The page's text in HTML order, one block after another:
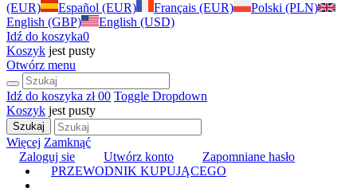
(EUR)
Español (EUR) Français (EUR)
Polski (PLN)
English (GBP)
English (USD)
Idź do koszyka0
Koszyk jest pusty
Otwórz menu
Idź do koszyka zł 00 Toggle Dropdown
Koszyk jest pusty
Szukaj
Więcej Zamknąć
Zaloguj sie
Utwórz konto
Zapomniane hasło
PRZEWODNIK KUPUJĄCEGO